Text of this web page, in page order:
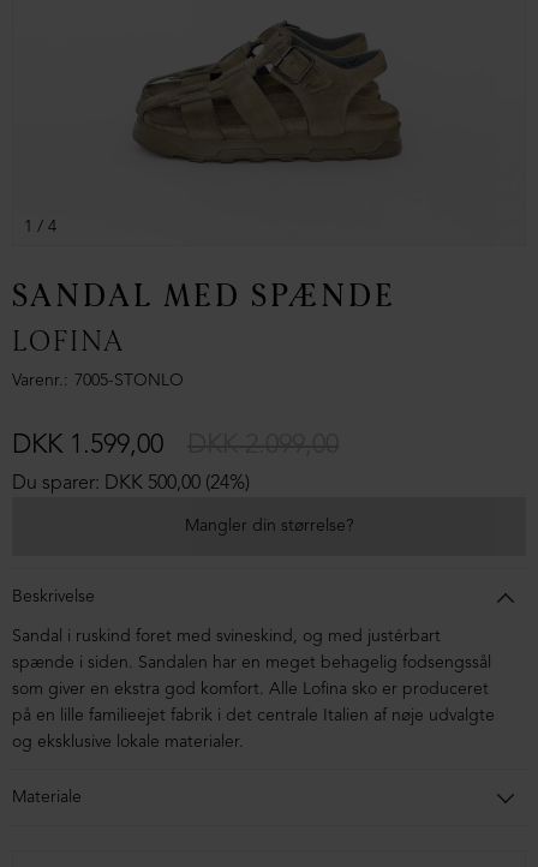
1 / 4
SANDAL MED SPÆNDE
LOFINA
Varenr. 7005-STONLO
Du sparer: DKK 500,00 (24%)
DKK 1.599,00
Mangler din størrelse?
Beskrivelse
Sandal i ruskind foret med svineskind, og med justérbart
spænde i siden. Sandalen har en meget behagelig fodsengssål
som giver en ekstra god komfort. Alle Lofina sko er produceret
på en lille familieejet fabrik i det centrale Italien af nøje udvalgte
og eksklusive lokale materialer.
Materiale